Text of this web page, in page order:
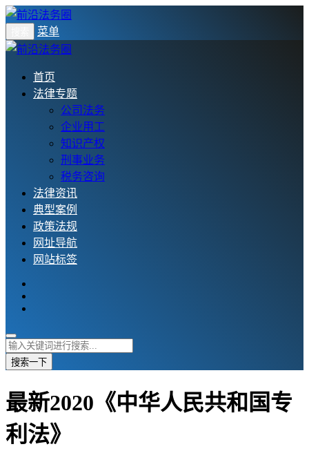
菜单
首页
法律专题
公司法务
企业用工
知识产权
刑事业务
税务咨询
法律资讯
典型案例
政策法规
网址导航
网站标签
搜索一下
最新2020《中华人民共和国专
利法》